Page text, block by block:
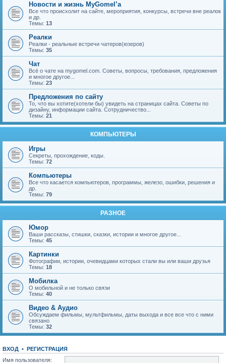
Новости и жизнь MyGomel’a
Все что происхолит на сайте, мероприятия, конкурсы, встречи вне реалок
и др.
Темы: 13
Реалки
Реалки - реальные встречи чатеров(юзеров)
Темы: 35
Чат
Всё о чате на mygomel.com. Советы, вопросы, требования, предложения
и многое другое...
Темы: 23
Предложения по сайту
То, что вы хотите(хотели бы) увидеть на страницах сайта. Советы по
дизайну, информации сайта. Сотрудничество...
Темы: 21
КОМПЬЮТЕРЫ
Игры
Секреты, прохождение, коды.
Темы: 72
Компьютеры
Все что касается компьютеров, программы, железо, ошибки, решения и
др.
Темы: 79
РАЗНОЕ
Юмор
Ваши рассказы, стишки, сказки, истории и многое другое...
Темы: 45
Картинки
Фотографии, истории, очевидцами которых стали вы или ваши друзья
Темы: 18
Мобилка
О мобильной и не только связи
Темы: 40
Видео & Аудио
Обсуждаем фильмы, мультфильмы, даты выхода и все все что с ними
связано
Темы: 32
ВХОД • РЕГИСТРАЦИЯ
Имя пользователя: